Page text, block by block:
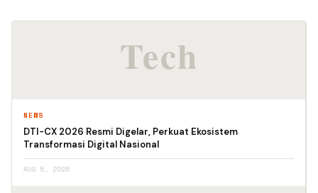
NEWS
DTI-CX 2026 Resmi Digelar, Perkuat Ekosistem
Transformasi Digital Nasional
AUG 5, 2026